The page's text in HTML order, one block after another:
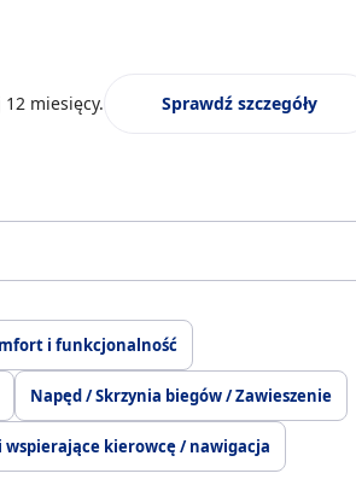
miesięcy. Sprawdź szczegóły
i funkcjonalność
Napęd / Skrzynia biegów / Zawieszenie
kierowcę / nawigacja